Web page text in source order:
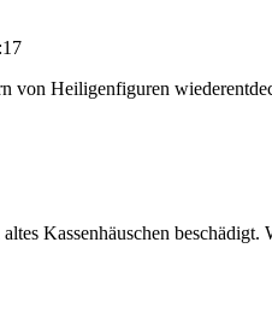
Heiligenfiguren
Kassenhäuschen